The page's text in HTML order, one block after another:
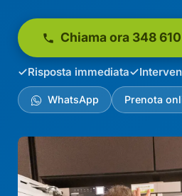
Chiama ora 348
Risposta immediata
WhatsApp Prenota